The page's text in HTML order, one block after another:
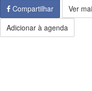
Compartilhar
Ver
Adicionar à agenda